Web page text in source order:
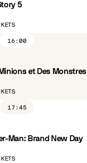
5
16:00
et Des Monstres
17:45
Man: Brand New Day